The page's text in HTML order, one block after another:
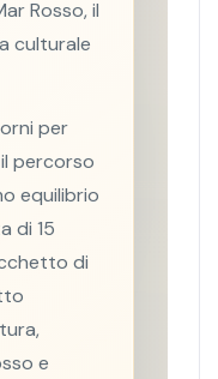
Rosso, il
culturale
per
percorso
equilibrio
di 15
di
e